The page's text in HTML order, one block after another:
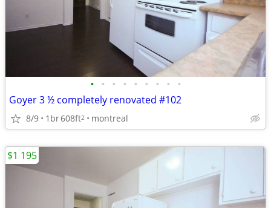
• • • • • • • • •
Goyer 3 ½ completely renovated #102
8/9 1br608ft2 montreal
$1 195